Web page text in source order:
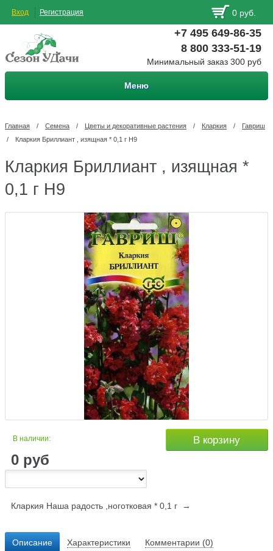
Вход Регистрация 0 руб.
+7 495 649-86-35
8 800 333-51-19
Минимальный заказ 300 руб
Меню
Главная / Семена / Цветы и декоративные растения / Кларкия /
Гавриш
/
Кларкия Бриллиант , изящная * 0,1 г Н9
Кларкия Бриллиант , изящная *
0,1 г Н9
В наличии:
0 руб
В корзину
Кларкия Наша радость ,ноготковая * 0,1 г →
Описание Характеристики Комментарии (0)